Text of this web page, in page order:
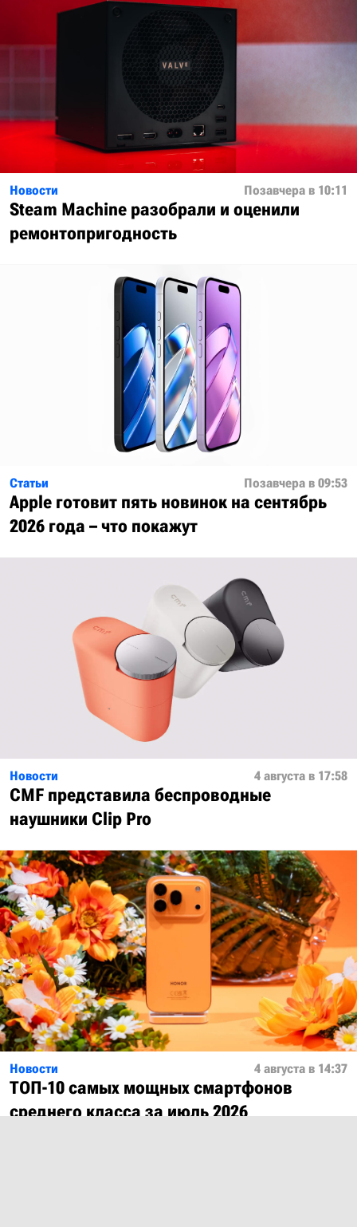
Новости Позавчера в 10:11
Steam Machine разобрали и оценили
ремонтопригодность
Статьи Позавчера в 09:53
Apple готовит пять новинок на сентябрь
2026 года – что покажут
Новости 4 августа в 17:58
CMF представила беспроводные
наушники Clip Pro
Новости 4 августа в 14:37
ТОП-10 самых мощных смартфонов
среднего класса за июль 2026